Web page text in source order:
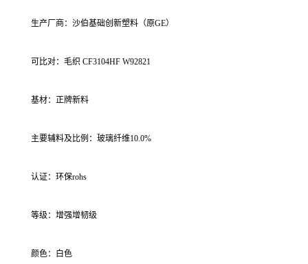
生产厂商：沙伯基础创新塑料（原GE）
可比对：毛织 CF3104HF W92821
基材：正牌新料
主要辅料及比例：玻璃纤维10.0%
认证：环保rohs
等级：增强增韧级
颜色：白色